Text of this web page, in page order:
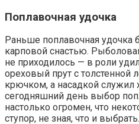
Поплавочная удочка
Раньше поплавочная удочка
карповой снастью.
не приходилось — в роли
ореховый прут с толстенной
крючком, а насадкой
сегодняшний день выбор
настолько огромен, что
ступор, не зная, что и